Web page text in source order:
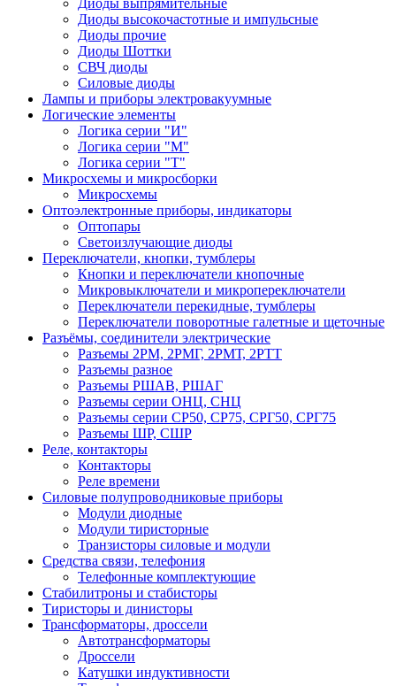
Диоды выпрямительные
Диоды высокочастотные и импульсные
Диоды прочие
Диоды Шоттки
СВЧ диоды
Силовые диоды
Лампы и приборы электровакуумные
Логические элементы
Логика серии "И"
Логика серии "М"
Логика серии "Т"
Микросхемы и микросборки
Микросхемы
Оптоэлектронные приборы, индикаторы
Оптопары
Светоизлучающие диоды
Переключатели, кнопки, тумблеры
Кнопки и переключатели кнопочные
Микровыключатели и микропереключатели
Переключатели перекидные, тумблеры
Переключатели поворотные галетные и щеточные
Разъёмы, соединители электрические
Разъемы 2РМ, 2РМГ, 2РМТ, 2РТТ
Разъемы разное
Разъемы РШАВ, РШАГ
Разъемы серии ОНЦ, СНЦ
Разъемы серии СР50, СР75, СРГ50, СРГ75
Разъемы ШР, СШР
Реле, контакторы
Контакторы
Реле времени
Силовые полупроводниковые приборы
Модули диодные
Модули тиристорные
Транзисторы силовые и модули
Средства связи, телефония
Телефонные комплектующие
Стабилитроны и стабисторы
Тиристоры и динисторы
Трансформаторы, дроссели
Автотрансформаторы
Дроссели
Катушки индуктивности